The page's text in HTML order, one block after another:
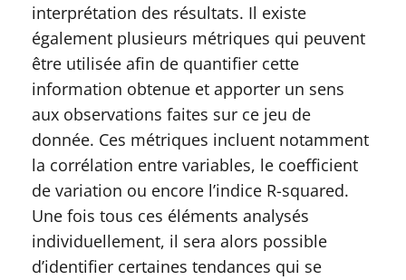
interprétation des résultats. Il existe
également plusieurs métriques qui peuvent
être utilisée afin de quantifier cette
information obtenue et apporter un sens
aux observations faites sur ce jeu de
donnée. Ces métriques incluent notamment
la corrélation entre variables, le coefficient
de variation ou encore l’indice R-squared.
Une fois tous ces éléments analysés
individuellement, il sera alors possible
d’identifier certaines tendances qui se